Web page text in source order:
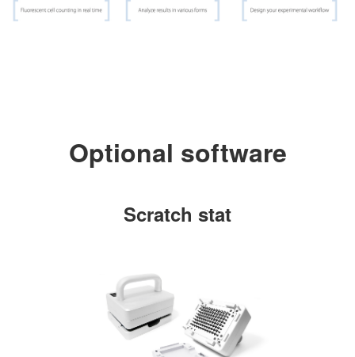
Optional software
Scratch stat